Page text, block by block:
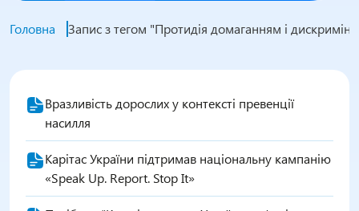
Головна Запис з тегом "Протидія домаганням і
Вразливість дорослих у контексті превенції
насилля
Карітас України підтримав національну кампанію
«Speak Up. Report. Stop It»